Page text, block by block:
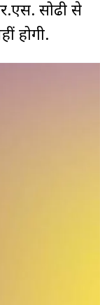
सोढी से
होगी.